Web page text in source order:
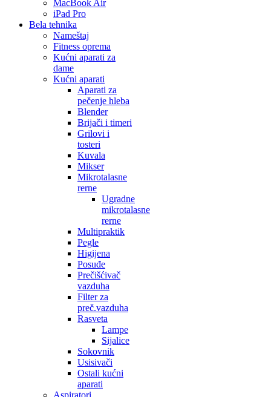
MacBook Air
iPad Pro
Bela tehnika
Nameštaj
Fitness oprema
Kućni aparati za
dame
Kućni aparati
Aparati za
pečenje hleba
Blender
Brijači i timeri
Grilovi i
tosteri
Kuvala
Mikser
Mikrotalasne
rerne
Ugradne
mikrotalasne
rerne
Multipraktik
Pegle
Higijena
Posuđe
Prečišćivač
vazduha
Filter za
preč.vazduha
Rasveta
Lampe
Sijalice
Sokovnik
Usisivači
Ostali kućni
aparati
Aspiratori